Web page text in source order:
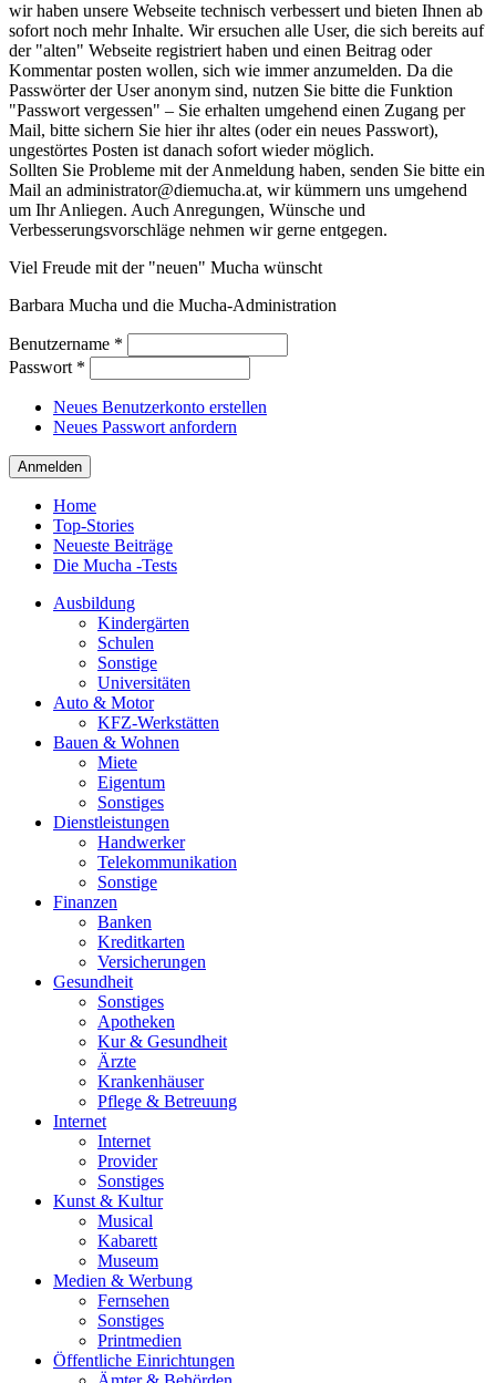
wir haben unsere Webseite technisch verbessert und bieten Ihnen ab
sofort noch mehr Inhalte. Wir ersuchen alle User, die sich bereits auf
der "alten" Webseite registriert haben und einen Beitrag oder
Kommentar posten wollen, sich wie immer anzumelden. Da die
Passwörter der User anonym sind, nutzen Sie bitte die Funktion
"Passwort vergessen" – Sie erhalten umgehend einen Zugang per
Mail, bitte sichern Sie hier ihr altes (oder ein neues Passwort),
ungestörtes Posten ist danach sofort wieder möglich.
Sollten Sie Probleme mit der Anmeldung haben, senden Sie bitte ein
Mail an administrator@diemucha.at, wir kümmern uns umgehend
um Ihr Anliegen. Auch Anregungen, Wünsche und
Verbesserungsvorschläge nehmen wir gerne entgegen.
Viel Freude mit der "neuen" Mucha wünscht
Barbara Mucha und die Mucha-Administration
Benutzername *
Passwort *
Neues Benutzerkonto erstellen
Neues Passwort anfordern
Home
Top-Stories
Neueste Beiträge
Die Mucha -Tests
Ausbildung
Kindergärten
Schulen
Sonstige
Universitäten
Auto & Motor
KFZ-Werkstätten
Bauen & Wohnen
Miete
Eigentum
Sonstiges
Dienstleistungen
Handwerker
Telekommunikation
Sonstige
Finanzen
Banken
Kreditkarten
Versicherungen
Gesundheit
Sonstiges
Apotheken
Kur & Gesundheit
Ärzte
Krankenhäuser
Pflege & Betreuung
Internet
Internet
Provider
Sonstiges
Kunst & Kultur
Musical
Kabarett
Museum
Medien & Werbung
Fernsehen
Sonstiges
Printmedien
Öffentliche Einrichtungen